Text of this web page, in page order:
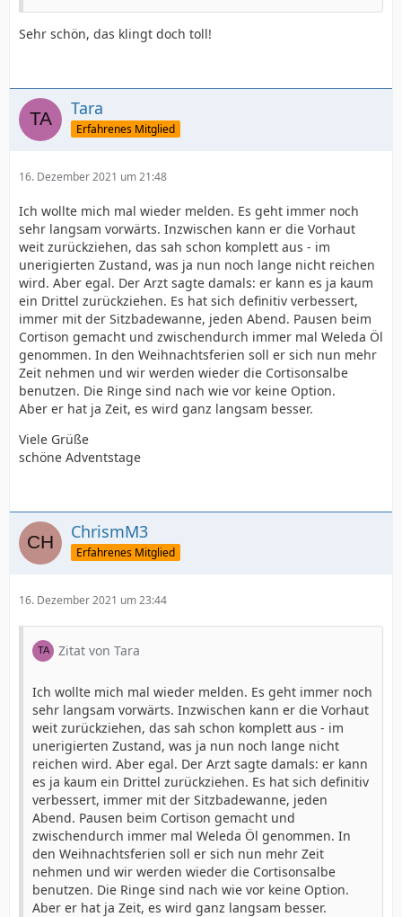
Sehr schön, das klingt doch toll!
Tara
Erfahrenes Mitglied
16. Dezember 2021 um 21:48
Ich wollte mich mal wieder melden. Es geht immer noch
sehr langsam vorwärts. Inzwischen kann er die Vorhaut
weit zurückziehen, das sah schon komplett aus - im
unerigierten Zustand, was ja nun noch lange nicht reichen
wird. Aber egal. Der Arzt sagte damals: er kann es ja kaum
ein Drittel zurückziehen. Es hat sich definitiv verbessert,
immer mit der Sitzbadewanne, jeden Abend. Pausen beim
Cortison gemacht und zwischendurch immer mal Weleda Öl
genommen. In den Weihnachtsferien soll er sich nun mehr
Zeit nehmen und wir werden wieder die Cortisonsalbe
benutzen. Die Ringe sind nach wie vor keine Option.
Aber er hat ja Zeit, es wird ganz langsam besser.
Viele Grüße
schöne Adventstage
ChrismM3
Erfahrenes Mitglied
16. Dezember 2021 um 23:44
Zitat von Tara
Ich wollte mich mal wieder melden. Es geht immer noch
sehr langsam vorwärts. Inzwischen kann er die Vorhaut
weit zurückziehen, das sah schon komplett aus - im
unerigierten Zustand, was ja nun noch lange nicht
reichen wird. Aber egal. Der Arzt sagte damals: er kann
es ja kaum ein Drittel zurückziehen. Es hat sich definitiv
verbessert, immer mit der Sitzbadewanne, jeden
Abend. Pausen beim Cortison gemacht und
zwischendurch immer mal Weleda Öl genommen. In
den Weihnachtsferien soll er sich nun mehr Zeit
nehmen und wir werden wieder die Cortisonsalbe
benutzen. Die Ringe sind nach wie vor keine Option.
Aber er hat ja Zeit, es wird ganz langsam besser.